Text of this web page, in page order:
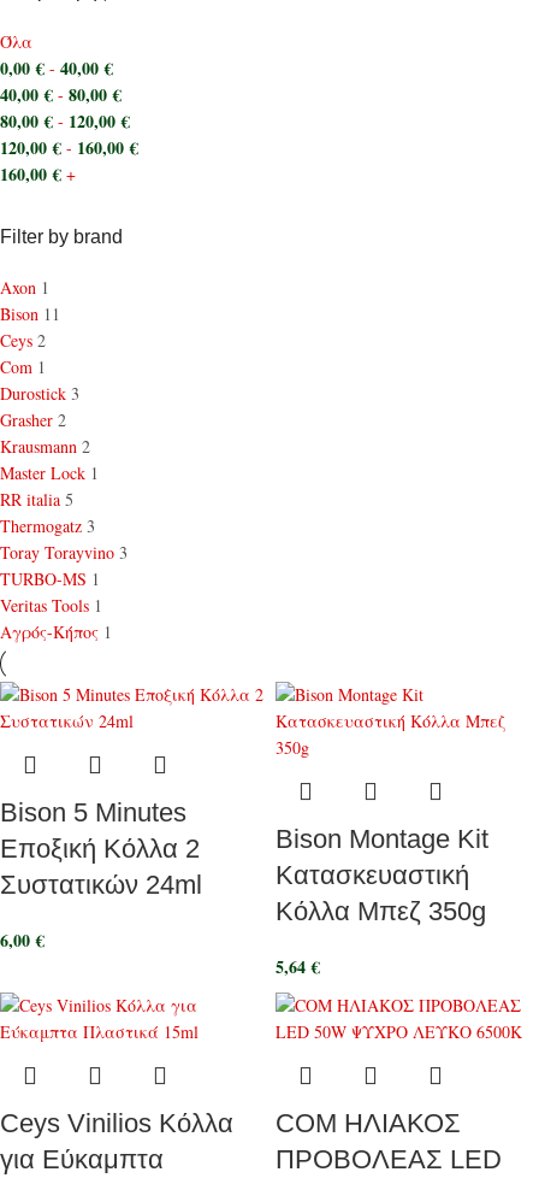
Όλα
0,00€ - 40,00€
40,00€ - 80,00€
80,00€ - 120,00€
120,00€ - 160,00€
160,00€ +
Filter by brand
Axon 1
Bison 11
Ceys 2
Com 1
Durostick 3
Grasher 2
Krausmann 2
Master Lock 1
RR italia 5
Thermogatz 3
Toray Torayvino 3
TURBO-MS 1
Veritas Tools 1
Αγρός-Κήπος 1
Bison 5 Minutes
Εποξική Κόλλα 2
Συστατικών 24ml
6,00€
Bison Montage Kit
Κατασκευαστική
Κόλλα Μπεζ 350g
5,64€
Ceys Vinilios Κόλλα
για Εύκαμπτα
COM ΗΛΙΑΚΟΣ
ΠΡΟΒΟΛΕΑΣ LED